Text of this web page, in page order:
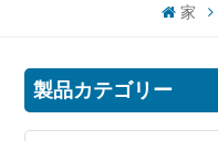
한국의
家
製品カテゴリー